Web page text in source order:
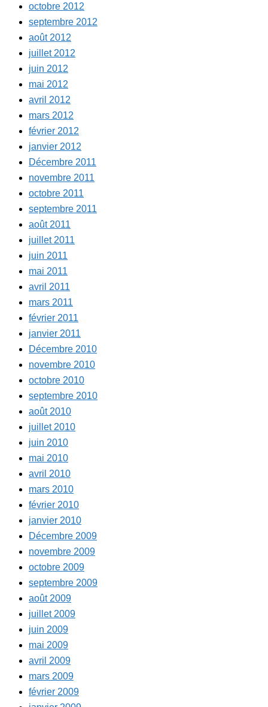
octobre 2012
septembre 2012
août 2012
juillet 2012
juin 2012
mai 2012
avril 2012
mars 2012
février 2012
janvier 2012
Décembre 2011
novembre 2011
octobre 2011
septembre 2011
août 2011
juillet 2011
juin 2011
mai 2011
avril 2011
mars 2011
février 2011
janvier 2011
Décembre 2010
novembre 2010
octobre 2010
septembre 2010
août 2010
juillet 2010
juin 2010
mai 2010
avril 2010
mars 2010
février 2010
janvier 2010
Décembre 2009
novembre 2009
octobre 2009
septembre 2009
août 2009
juillet 2009
juin 2009
mai 2009
avril 2009
mars 2009
février 2009